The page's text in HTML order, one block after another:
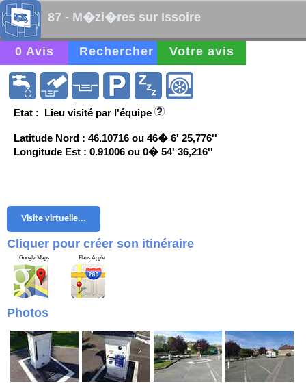
87 - M�zi�res sur Issoire
0 Avis Rechercher Votre avis
Etat : Lieu visité par l'équipe
Latitude Nord : 46.10716 ou 46� 6' 25,776''
Longitude Est : 0.91006 ou 0� 54' 36,216''
Visite virtuelle...
Cliquer pour créer son itinéraire
Google Maps Plans Apple
Photos